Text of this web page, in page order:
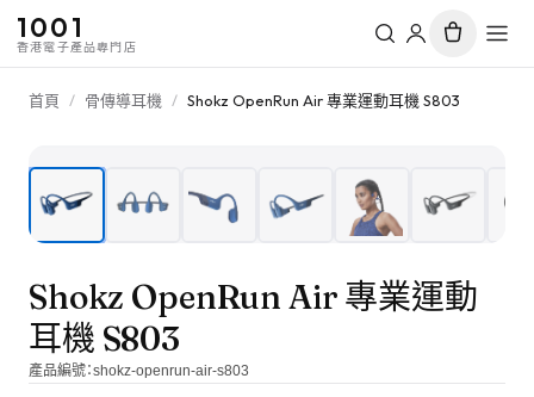
1001
香港電子產品專門店
首頁 / 骨傳導耳機 / Shokz OpenRun Air 專業運動耳機 S803
Shokz OpenRun Air 專業運動
耳機 S803
產品編號：shokz-openrun-air-s803